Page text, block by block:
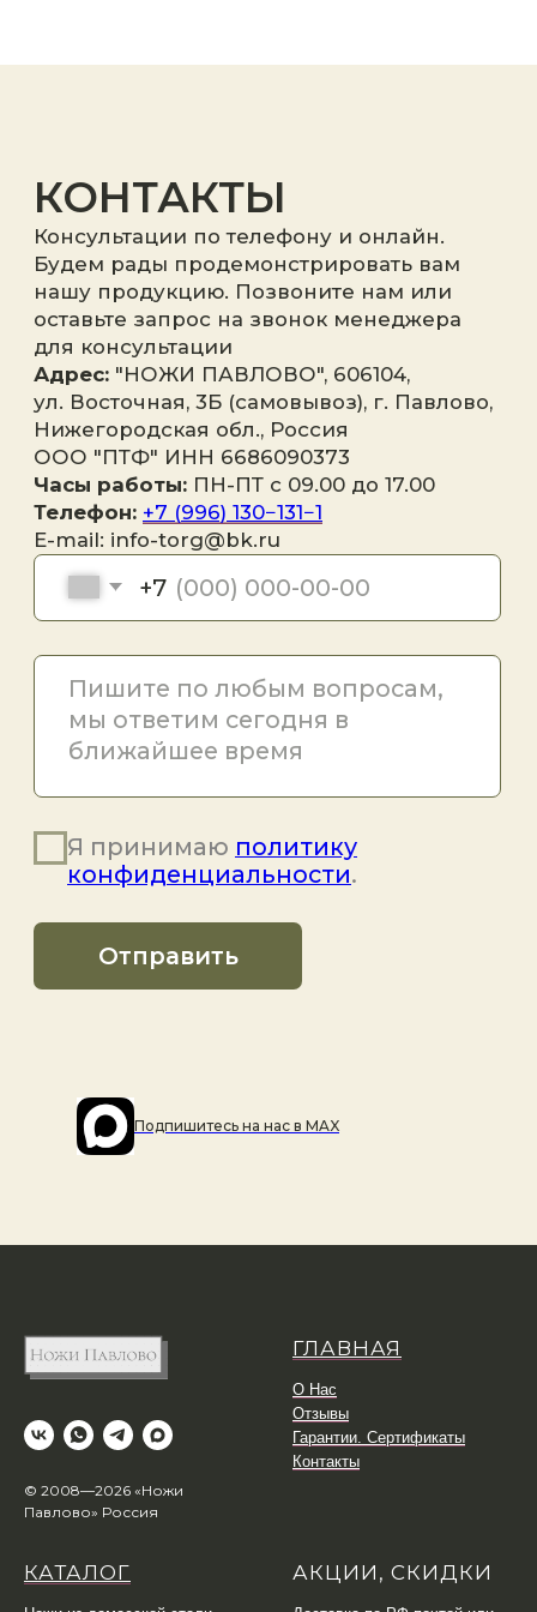
Подпишитесь на наc в MAX
© 2008—2026 «Ножи
Павлово» Россия
ГЛАВНАЯ
О Нас
Отзывы
Гарантии. Сертификаты
Контакты
КАТАЛОГ АКЦИИ, СКИДКИ